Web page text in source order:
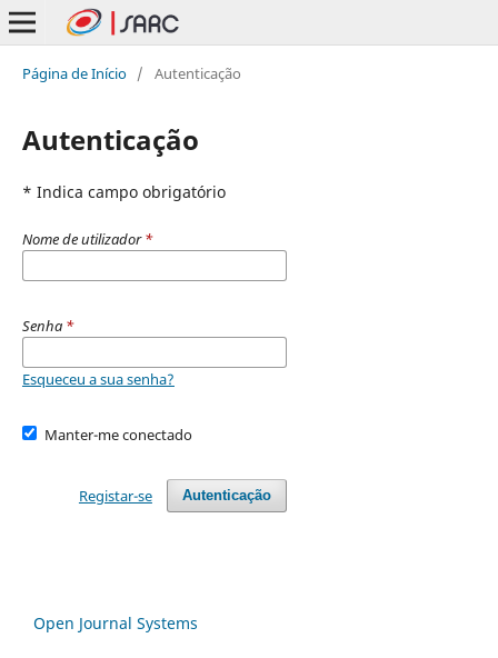
Página de Início / Autenticação
Autenticação
* Indica campo obrigatório
Nome de utilizador*
Senha *
Esqueceu a sua senha?
Manter-me conectado
Autenticação
Registar-se
Open Journal Systems